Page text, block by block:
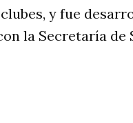
y fue
la Secretaría de